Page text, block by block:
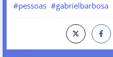
#pessoas #gabrielbarbosa